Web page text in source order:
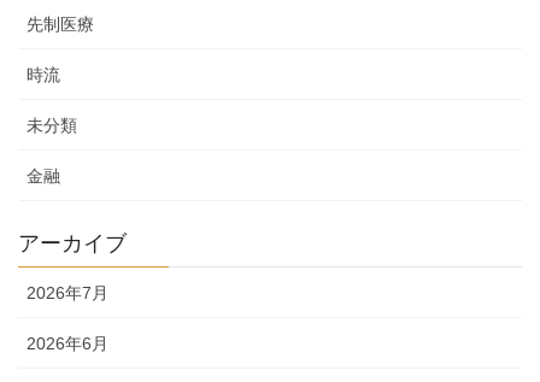
先制医療
時流
未分類
金融
アーカイブ
2026年7月
2026年6月